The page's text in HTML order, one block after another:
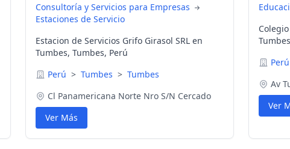
Consultoría y Servicios para Empresas
Estaciones de Servicio
Estacion de Servicios Grifo Girasol SRL en
Tumbes, Tumbes, Perú
Perú > Tumbes > Tumbes
Cl Panamericana Norte Nro S/N Cercado
Ver Más
Perú
Av
Ver